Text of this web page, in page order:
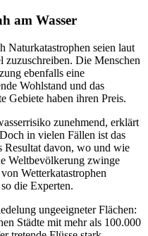
am Wasser
Naturkatastrophen seien laut
Die Menschen
ebenfalls eine
Wohlstand und das
Gebiete haben ihren Preis.
zunehmend, erklärt
in vielen Fällen ist das
Resultat davon, wo und wie
Weltbevölkerung zwinge
Wetterkatastrophen
die Experten.
ungeeigneter Flächen:
Städte mit mehr als 100.000